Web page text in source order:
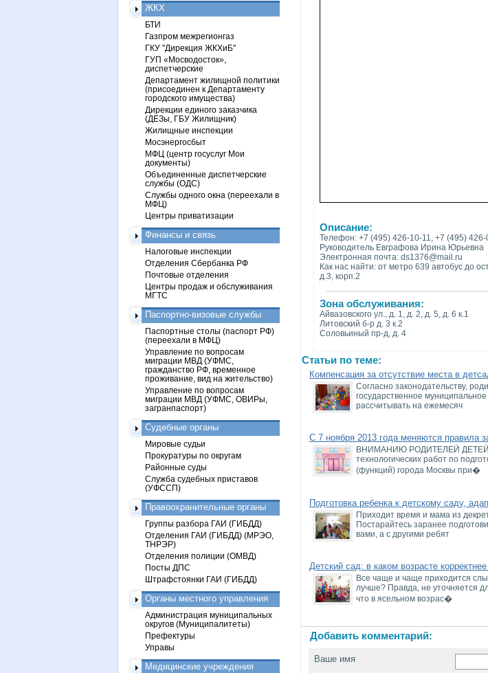
Описание:
Телефон: +7 (495) 426-10-11, +7 (495) 426-
Руководитель Евграфова Ирина Юрьевна
Электронная почта: ds1376@mail.ru
Как нас найти: от метро 639 автобус до
д.3, корп.2
Зона обслуживания:
Айвазовского ул., д. 1, д. 2, д. 5, д. 6 к.1
Литовский б-р д. 3 к.2
Соловьиный пр-д, д. 4
Статьи по теме:
Компенсация за отсутствие места в
Согласно законодательству,
государственное
рассчитывать на ежемесяч
С 7 ноября 2013 года меняются правила
ВНИМАНИЮ РОДИТЕЛЕЙ ДЕТЕЙ
технологических работ по
(функций) города Москвы при�
Подготовка ребенка к детскому саду,
Приходит время и мама из
Постарайтесь заранее
вами, а с другими ребят
Детский сад: в каком возрасте
Все чаще и чаще приходится
лучше? Правда, не уточняется
что в ясельном возрас�
Добавить комментарий:
Ваше имя
ЖКХ
БТИ
Газпром межрегионгаз
ГКУ "Дирекция ЖКХиБ"
ГУП «Мосводосток»,
диспетчерские
Департамент жилищной политики
(присоединен к Департаменту
городского имущества)
Дирекции единого заказчика
(ДЕЗы, ГБУ Жилищник)
Жилищные инспекции
Мосэнергосбыт
МФЦ (центр госуслуг Мои
документы)
Объединенные диспетчерские
службы (ОДС)
Службы одного окна (переехали в
МФЦ)
Центры приватизации
Финансы и связь
Налоговые инспекции
Отделения Сбербанка РФ
Почтовые отделения
Центры продаж и обслуживания
МГТС
Паспортно-визовые службы
Паспортные столы (паспорт РФ)
(переехали в МФЦ)
Управление по вопросам
миграции МВД (УФМС,
гражданство РФ, временное
проживание, вид на жительство)
Управление по вопросам
миграции МВД (УФМС, ОВИРы,
загранпаспорт)
Судебные органы
Мировые судьи
Прокуратуры по округам
Районные суды
Служба судебных приставов
(УФССП)
Правоохранительные органы
Группы разбора ГАИ (ГИБДД)
Отделения ГАИ (ГИБДД) (МРЭО,
ТНРЭР)
Отделения полиции (ОМВД)
Посты ДПС
Штрафстоянки ГАИ (ГИБДД)
Органы местного управления
Администрация муниципальных
округов (Муниципалитеты)
Префектуры
Управы
Медицинские учреждения